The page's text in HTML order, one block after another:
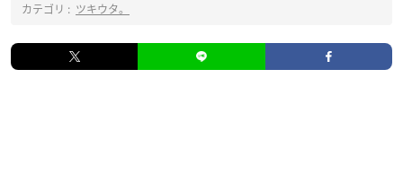
カテゴリ : ツキウタ。